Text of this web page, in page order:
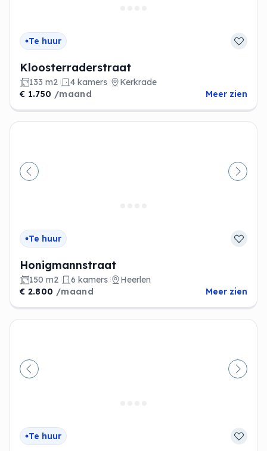
Te huur
Kloosterraderstraat
133 m2 4 kamers
Kerkrade
€ 1.750 /maand Meer zien
Vorige
Te huur
Honigmannstraat
150 m2 6 kamers
Heerlen
€ 2.800 /maand Meer zien
Vorige
Te huur